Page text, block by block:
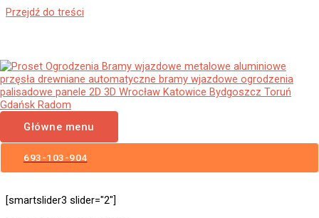
Przejdź do treści
Główne menu
693-103-904
Ogrodzenia Panelowe Pyzdry
Płoty Panelowe 3D 2D Panele
Ogrodzeniowe
[smartslider3 slider="2"]